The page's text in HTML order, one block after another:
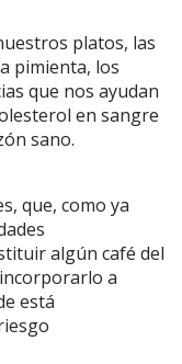
platos, las
pimienta, los
que nos ayudan
en sangre
sano.
que, como ya
algún café del
a
está